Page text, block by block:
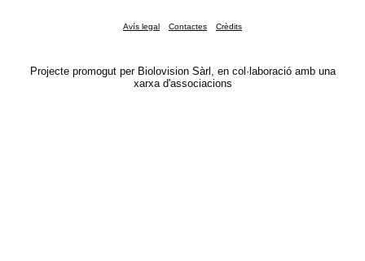
Avís legal Contactes Crèdits
Projecte promogut per Biolovision Sàrl, en col·laboració amb una
xarxa d'associacions